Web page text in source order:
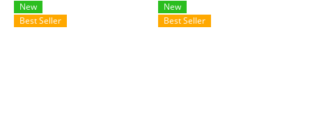
New
Best Seller
New
Best Seller